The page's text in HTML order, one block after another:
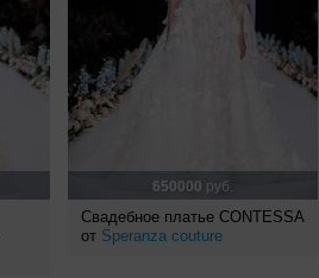
650000 руб.
Свадебное платье CONTESSA
от Speranza couture